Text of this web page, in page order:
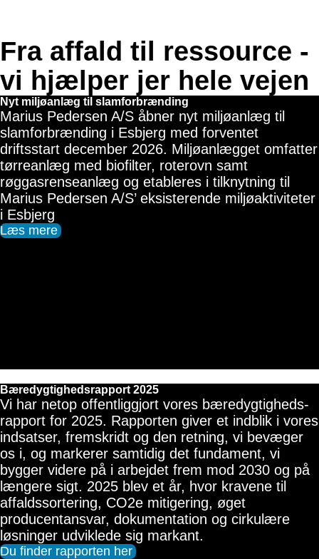
Fra affald til ressource -
vi hjælper jer hele vejen
Nyt miljøanlæg til slamforbrænding
Marius Pedersen A/S åbner nyt miljøanlæg til
slamforbrænding i Esbjerg med forventet
driftsstart december 2026. Miljøanlægget omfatter
tørreanlæg med biofilter, roterovn samt
røggasrenseanlæg og etableres i tilknytning til
Marius Pedersen A/S’ eksisterende miljøaktiviteter
i Esbjerg
Læs mere
Bæredygtigheds­rapport 2025
Vi har netop offentliggjort vores bæredygtigheds­
rapport for 2025. Rapporten giver et indblik i vores
indsatser, fremskridt og den retning, vi bevæger
os i, og markerer samtidig det fundament, vi
bygger videre på i arbejdet frem mod 2030 og på
længere sigt. 2025 blev et år, hvor kravene til
affaldssortering, CO2e mitigering, øget
producentansvar, dokumenta­tion og cirkulære
løsninger udviklede sig markant.
Du finder rapporten her